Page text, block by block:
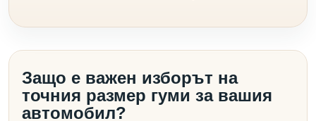
Защо е важен изборът на
точния размер гуми за вашия
автомобил?